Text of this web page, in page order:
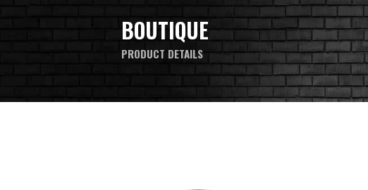
BOUTIQUE
PRODUCT DETAILS